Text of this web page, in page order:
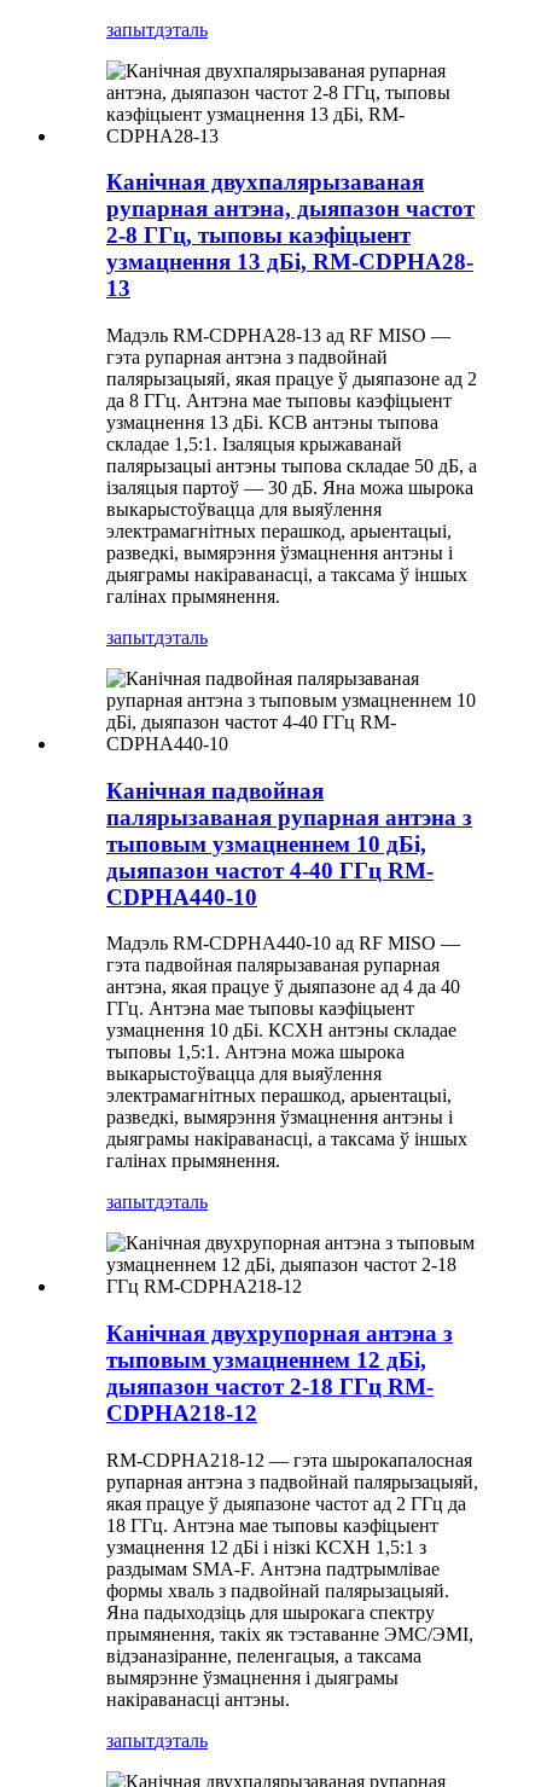
запытдэталь
Канічная двухпалярызаваная
рупарная антэна, дыяпазон частот
2-8 ГГц, тыповы каэфіцыент
узмацнення 13 дБі, RM-CDPHA28-
13
Мадэль RM-CDPHA28-13 ад RF MISO —
гэта рупарная антэна з падвойнай
палярызацыяй, якая працуе ў дыяпазоне ад 2
да 8 ГГц. Антэна мае тыповы каэфіцыент
узмацнення 13 дБі. КСВ антэны тыпова
складае 1,5:1. Ізаляцыя крыжаванай
палярызацыі антэны тыпова складае 50 дБ, а
ізаляцыя партоў — 30 дБ. Яна можа шырока
выкарыстоўвацца для выяўлення
электрамагнітных перашкод, арыентацыі,
разведкі, вымярэння ўзмацнення антэны і
дыяграмы накіраванасці, а таксама ў іншых
галінах прымянення.
запытдэталь
Канічная падвойная
палярызаваная рупарная антэна з
тыповым узмацненнем 10 дБі,
дыяпазон частот 4-40 ГГц RM-
CDPHA440-10
Мадэль RM-CDPHA440-10 ад RF MISO —
гэта падвойная палярызаваная рупарная
антэна, якая працуе ў дыяпазоне ад 4 да 40
ГГц. Антэна мае тыповы каэфіцыент
узмацнення 10 дБі. КСХН антэны складае
тыповы 1,5:1. Антэна можа шырока
выкарыстоўвацца для выяўлення
электрамагнітных перашкод, арыентацыі,
разведкі, вымярэння ўзмацнення антэны і
дыяграмы накіраванасці, а таксама ў іншых
галінах прымянення.
запытдэталь
Канічная двухрупорная антэна з
тыповым узмацненнем 12 дБі,
дыяпазон частот 2-18 ГГц RM-
CDPHA218-12
RM-CDPHA218-12 — гэта шырокапалосная
рупарная антэна з падвойнай палярызацыяй,
якая працуе ў дыяпазоне частот ад 2 ГГц да
18 ГГц. Антэна мае тыповы каэфіцыент
узмацнення 12 дБі і нізкі КСХН 1,5:1 з
раздымам SMA-F. Антэна падтрымлівае
формы хваль з падвойнай палярызацыяй.
Яна падыходзіць для шырокага спектру
прымянення, такіх як тэставанне ЭМС/ЭМІ,
відэаназіранне, пеленгацыя, а таксама
вымярэнне ўзмацнення і дыяграмы
накіраванасці антэны.
запытдэталь